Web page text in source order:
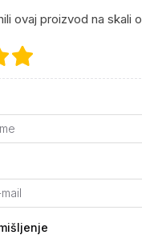
ovaj proizvod na skali